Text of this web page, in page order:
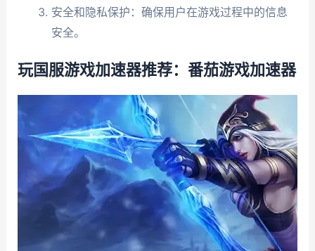
安全和隐私保护：确保用户在游戏过程中的信息
安全。
玩国服游戏加速器推荐：番茄游戏加速器